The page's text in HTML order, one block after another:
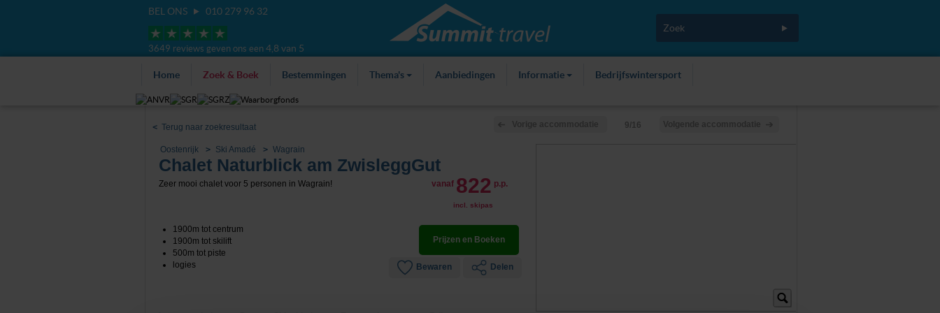
BEL ONS 010 279 96 32
3649 reviews geven ons een 4,8 van 5
Home Zoek & Boek Bestemmingen Thema's Aanbiedingen Informatie Bedrijfswintersport
<Terug naar zoekresultaat 9/16
Oostenrijk Ski Amadé Wagrain
Chalet Naturblick am ZwisleggGut
Zeer mooi chalet voor 5 personen in Wagrain! vanaf 822 p.p.
incl. skipas
1900m tot centrum
1900m tot skilift
500m tot piste
logies
Prijzen en Boeken
Bewaren Delen